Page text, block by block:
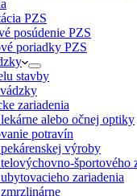
PZS
posúdenie PZS
poriadky PZS
stavby
zariadenia
alebo očnej optiky
potravín
výroby
športového
zariadenia